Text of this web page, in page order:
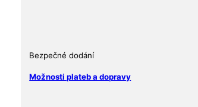
Bezpečné dodání
Možnosti plateb a dopravy